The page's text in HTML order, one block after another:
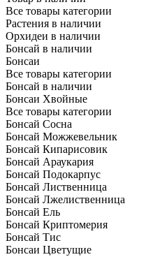
Все товары категории
Растения в наличии
Орхидеи в наличии
Бонсай в наличии
Бонсаи
Все товары категории
Бонсай в наличии
Бонсаи Хвойные
Все товары категории
Бонсай Сосна
Бонсай Можжевельник
Бонсай Кипарисовик
Бонсай Араукария
Бонсай Подокарпус
Бонсай Лиственница
Бонсай Лжелиственница
Бонсай Ель
Бонсай Криптомерия
Бонсай Тис
Бонсаи Цветущие